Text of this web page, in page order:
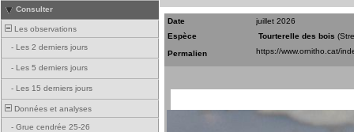
Consulter
Les observations
- Les 2 derniers jours
- Les 5 derniers jours
- Les 15 derniers jours
Données et analyses
- Grue cendrée 25-26
Date
juillet 2026
Espèce
Tourterelle des bois
Permalien